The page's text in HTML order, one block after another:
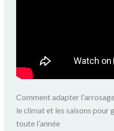
Comment adapter
le climat et les saisons pour
toute l’année